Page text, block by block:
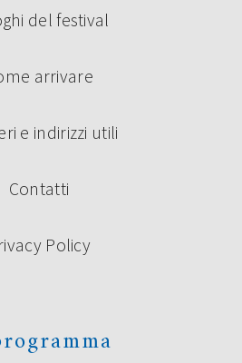
del festival
arrivare
e indirizzi utili
Contatti
Policy